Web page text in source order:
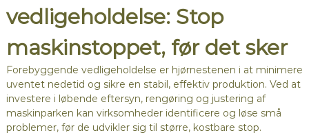
vedligeholdelse: Stop
maskinstoppet, før det sker
Forebyggende vedligeholdelse er hjørnestenen i at minimere
uventet nedetid og sikre en stabil, effektiv produktion. Ved at
investere i løbende eftersyn, rengøring og justering af
maskinparken kan virksomheder identificere og løse små
problemer, før de udvikler sig til større, kostbare stop.